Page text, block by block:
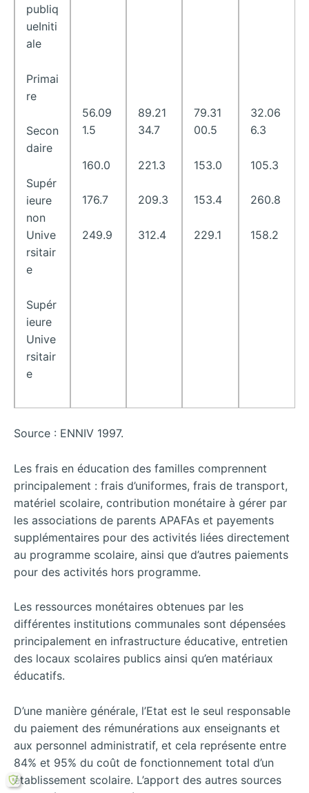
publiq
ueIniti
ale
Primai
re
Secon
daire
Supér
ieure
non
Unive
rsitair
e
Supér
ieure
Unive
rsitair
e
56.09
1.5
160.0
176.7
249.9
89.21
34.7
221.3
209.3
312.4
79.31
00.5
153.0
153.4
229.1
32.06
6.3
105.3
260.8
158.2
Source : ENNIV 1997.
Les frais en éducation des familles comprennent
principalement : frais d’uniformes, frais de transport,
matériel scolaire, contribution monétaire à gérer par
les associations de parents APAFAs et payements
supplémentaires pour des activités liées directement
au programme scolaire, ainsi que d’autres paiements
pour des activités hors programme.
Les ressources monétaires obtenues par les
différentes institutions communales sont dépensées
principalement en infrastructure éducative, entretien
des locaux scolaires publics ainsi qu’en matériaux
éducatifs.
D’une manière générale, l’Etat est le seul responsable
du paiement des rémunérations aux enseignants et
aux personnel administratif, et cela représente entre
84% et 95% du coût de fonctionnement total d’un
établissement scolaire. L’apport des autres sources